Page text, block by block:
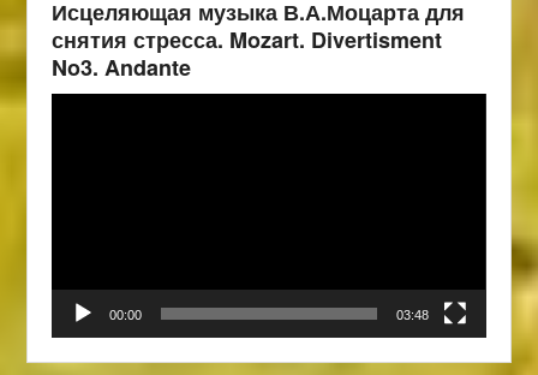
Исцеляющая музыка В.А.Моцарта для
снятия стресса. Mozart. Divertisment
No3. Andante
00:00 03:48